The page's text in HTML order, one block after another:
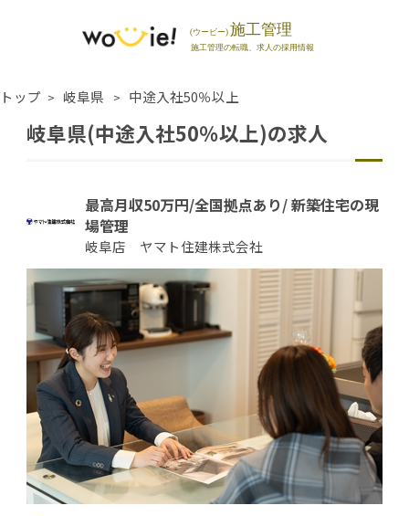
トップ 岐阜県 中途入社50％以上
岐阜県(中途入社50％以上)の求人
最高月収50万円/全国拠点あり/ 新築住宅の現
場管理
岐阜店 ヤマト住建株式会社